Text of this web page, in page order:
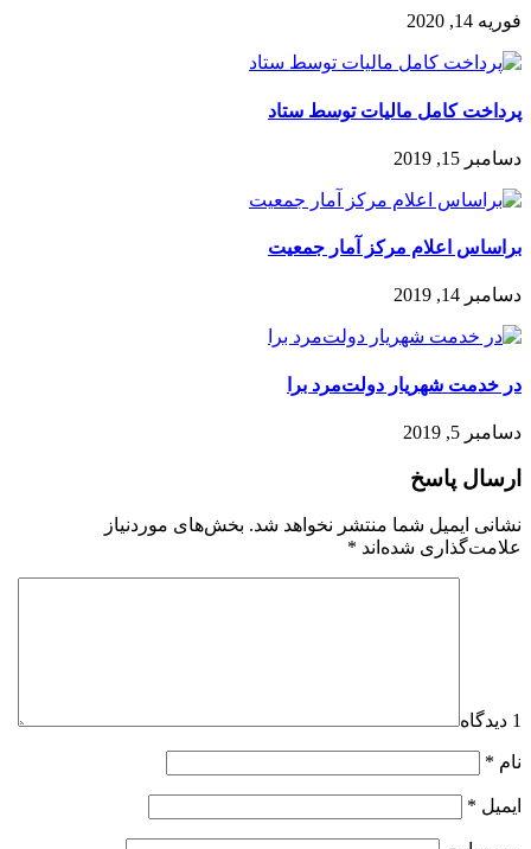
فوریه 14, 2020
پرداخت کامل مالیات توسط ستاد
دسامبر 15, 2019
براساس اعلام مرکز آمار جمعیت
دسامبر 14, 2019
در خدمت شهریار دولت‌مرد برا
دسامبر 5, 2019
ارسال پاسخ
نشانی ایمیل شما منتشر نخواهد شد. بخش‌های موردنیاز
علامت‌گذاری شده‌اند *
1 دیدگاه
نام *
ایمیل *